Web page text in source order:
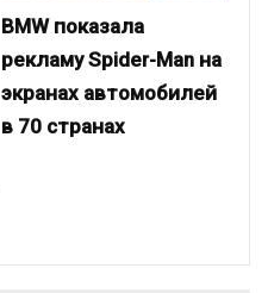
BMW показала
рекламу Spider-Man на
экранах автомобилей
в 70 странах